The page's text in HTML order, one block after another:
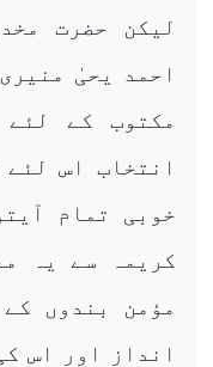
لیکن حضرت
احمد یحیٰ
مکتوب کے
انتخاب اس
خوبی تمام
کریمہ سے یہ
مؤمن بندوں
انداز اور اس